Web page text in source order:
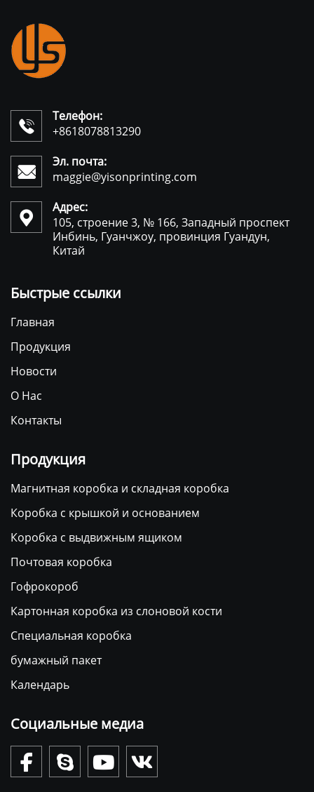

Телефон:
+8618078813290

Эл. почта:
maggie@yisonprinting.com

Адрес:
105, строение 3, № 166, Западный проспект
Инбинь, Гуанчжоу, провинция Гуандун,
Китай
Быстрые ссылки
Главная
Продукция
Новости
О Нас
Контакты
Продукция
Магнитная коробка и складная коробка
Коробка с крышкой и основанием
Коробка с выдвижным ящиком
Почтовая коробка
Гофрокороб
Картонная коробка из слоновой кости
Специальная коробка
бумажный пакет
Календарь
Социальные медиа
   